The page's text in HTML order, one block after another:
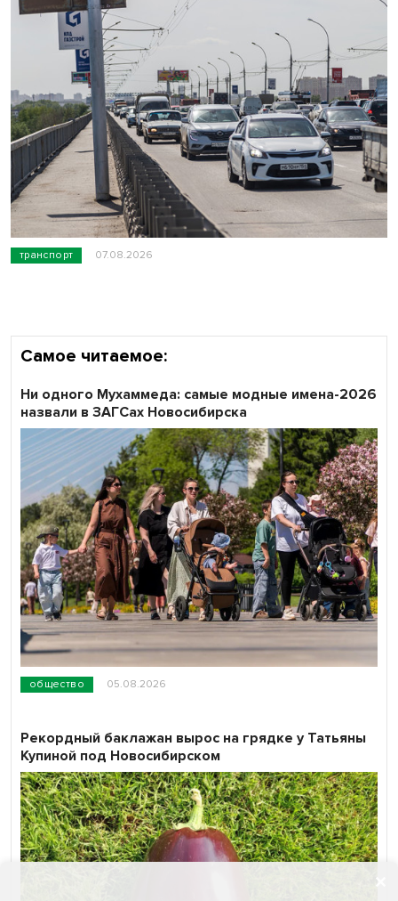
транспорт 07.08.2026
Самое читаемое:
общество 05.08.2026
Ни одного Мухаммеда: самые модные имена-2026
назвали в ЗАГСах Новосибирска
Рекордный баклажан вырос на грядке у Татьяны
Купиной под Новосибирском